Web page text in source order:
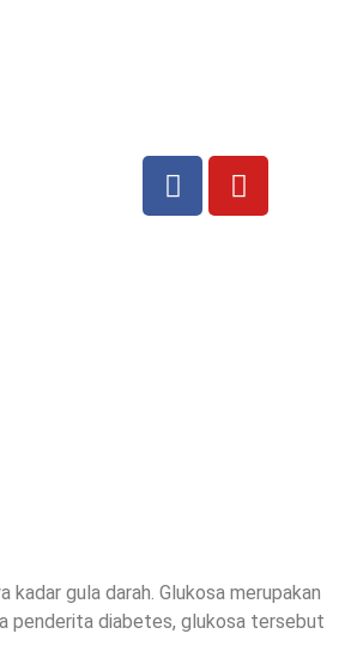
gula darah. Glukosa merupakan
penderita diabetes, glukosa tersebut